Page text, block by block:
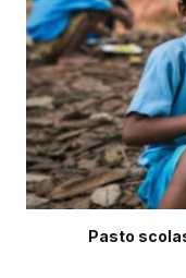
Pasto